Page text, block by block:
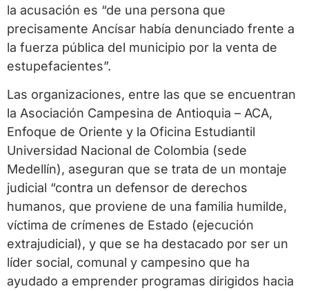
la acusación es “de una persona que
precisamente Ancísar había denunciado frente a
la fuerza pública del municipio por la venta de
estupefacientes”.
Las organizaciones, entre las que se encuentran
la Asociación Campesina de Antioquia – ACA,
Enfoque de Oriente y la Oficina Estudiantil
Universidad Nacional de Colombia (sede
Medellín), aseguran que se trata de un montaje
judicial “contra un defensor de derechos
humanos, que proviene de una familia humilde,
víctima de crímenes de Estado (ejecución
extrajudicial), y que se ha destacado por ser un
líder social, comunal y campesino que ha
ayudado a emprender programas dirigidos hacia